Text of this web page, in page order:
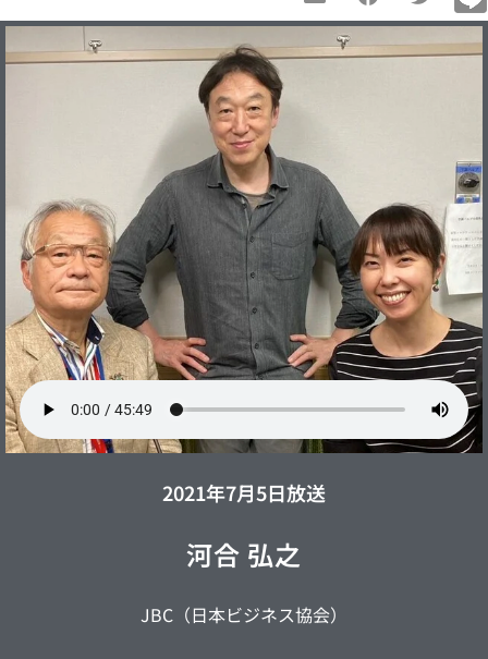
2021年7月5日放送
河合 弘之
JBC（日本ビジネス協会）